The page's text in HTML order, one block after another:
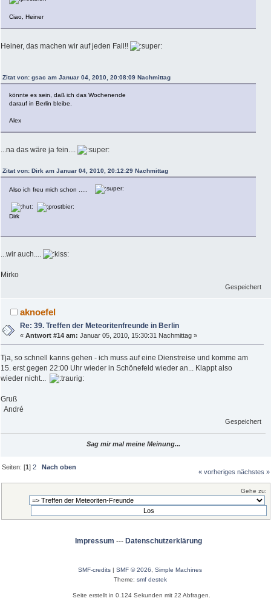
Ciao, Heiner
Heiner, das machen wir auf jeden Fall!!
Zitat von: gsac am Januar 04, 2010, 20:08:09 Nachmittag
könnte es sein, daß ich das Wochenende
darauf in Berlin bleibe.
Alex
...na das wäre ja fein....
Zitat von: Dirk am Januar 04, 2010, 20:12:29 Nachmittag
Also ich freu mich schon .....
Dirk
...wir auch....
Mirko
Gespeichert
aknoefel
Re: 39. Treffen der Meteoritenfreunde in Berlin
«Antwort #14 am: Januar 05, 2010, 15:30:31 Nachmittag »
Tja, so schnell kanns gehen - ich muss auf eine Dienstreise und komme am
15. erst gegen 22:00 Uhr wieder in Schönefeld wieder an... Klappt also
wieder nicht...
Gruß
André
Gespeichert
Sag mir mal meine Meinung...
Seiten: [1]2 Nach oben
« vorheriges nächstes »
Gehe zu:
Impressum --- Datenschutzerklärung
SMF-credits | SMF © 2026, Simple Machines
Theme: smf destek
Seite erstellt in 0.124 Sekunden mit 22 Abfragen.